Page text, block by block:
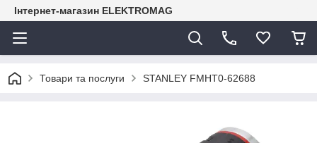
Інтернет-магазин ELEKTROMAG
Товари та послуги STANLEY FMHT0-62688